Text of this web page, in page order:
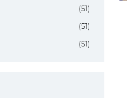
(51)
(51)
(51)